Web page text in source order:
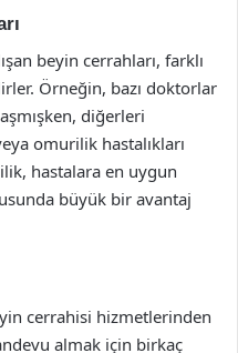
beyin cerrahları, farklı
Örneğin, bazı doktorlar
diğerleri
omurilik hastalıkları
hastalara en uygun
büyük bir avantaj
cerrahisi hizmetlerinden
almak için birkaç